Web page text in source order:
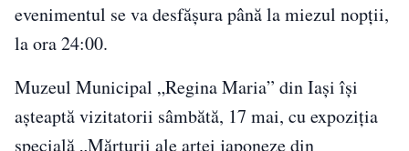
evenimentul se va desfășura până la miezul nopții,
la ora 24:00.
Muzeul Municipal „Regina Maria” din Iași își
așteaptă vizitatorii sâmbătă, 17 mai, cu expoziția
specială „Mărturii ale artei japoneze din